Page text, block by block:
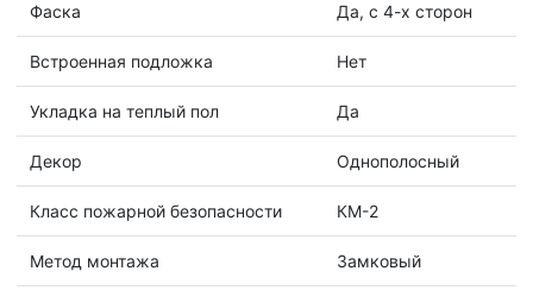
Фаска Да, с 4-х сторон
Встроенная подложка Нет
Укладка на теплый пол Да
Декор Однополосный
Класс пожарной безопасности КМ-2
Метод монтажа Замковый